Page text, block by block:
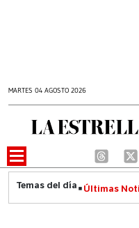
MARTES 04 AGOSTO 2026
Últimas